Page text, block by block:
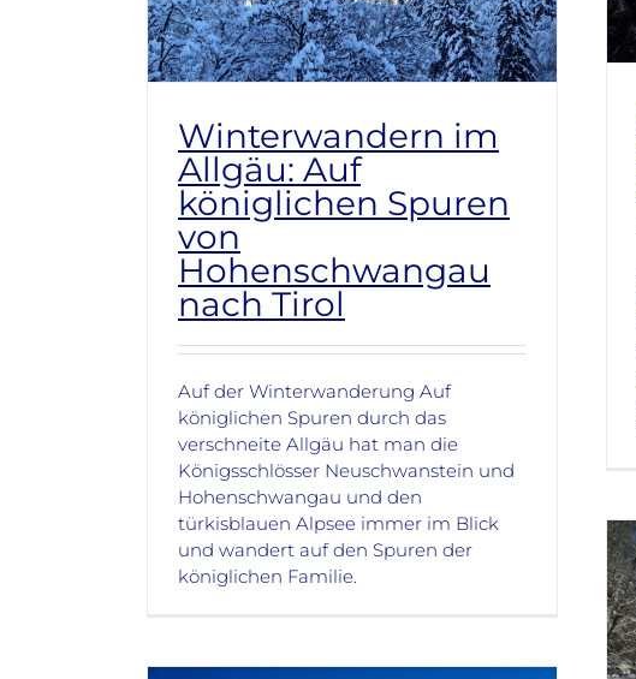
Winterwandern im
Allgäu: Auf
königlichen Spuren
von
Hohenschwangau
nach Tirol
Auf der Winterwanderung Auf
königlichen Spuren durch das
verschneite Allgäu hat man die
Königsschlösser Neuschwanstein und
Hohenschwangau und den
türkisblauen Alpsee immer im Blick
und wandert auf den Spuren der
königlichen Familie.